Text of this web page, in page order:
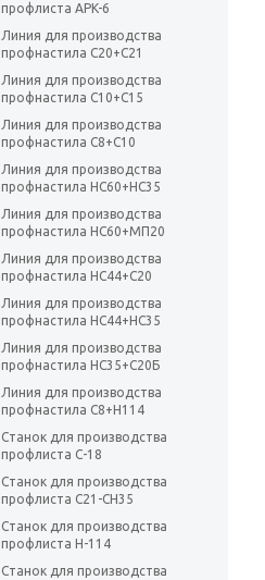
профлиста APK-6
Линия для производства
профнастила С20+С21
Линия для производства
профнастила С10+С15
Линия для производства
профнастила С8+С10
Линия для производства
профнастила НС60+НС35
Линия для производства
профнастила НС60+МП20
Линия для производства
профнастила НС44+С20
Линия для производства
профнастила НС44+НС35
Линия для производства
профнастила НС35+С20Б
Линия для производства
профнастила C8+Н114
Станок для производства
профлиста C-18
Станок для производства
профлиста C21-CH35
Станок для производства
профлиста H-114
Станок для производства